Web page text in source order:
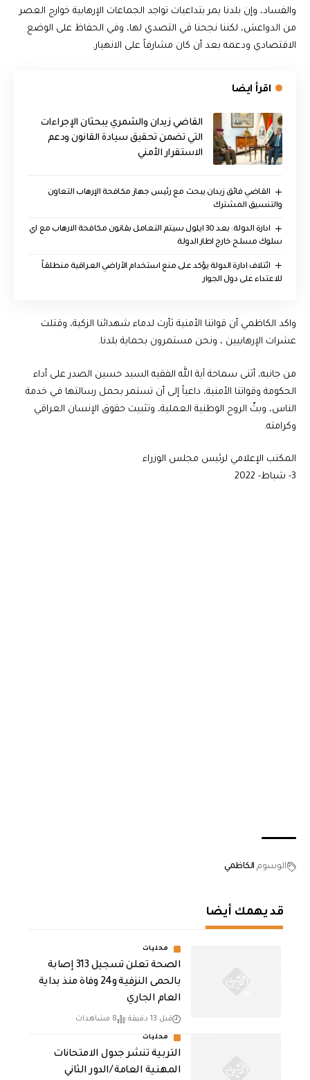
والفساد، وإن بلدنا يمر بتداعيات تواجد الجماعات الإرهابية خوارج العصر
من الدواعش، لكننا نجحنا في التصدي لها، وفي الحفاظ على الوضع
الاقتصادي ودعمه بعد أن كان مشارفاً على الانهيار.
اقرأ ايضا
القاضي زيدان والشمري يبحثان الإجراءات
التي تضمن تحقيق سيادة القانون ودعم
الاستقرار الأمني
القاضي فائق زيدان يبحث مع رئيس جهاز مكافحة الإرهاب التعاون
والتنسيق المشترك
ادارة الدولة: بعد 30 ايلول سيتم التعامل بقانون مكافحة الارهاب مع اي
سلوك مسلح خارج اطار الدولة
ائتلاف ادارة الدولة يؤكد على منع استخدام الأراضي العراقية منطلقاً
للاعتداء على دول الجوار
واكد الكاظمي أن قواتنا الأمنية ثأرت لدماء شهدائنا الزكية، وقتلت
عشرات الإرهابيين ، ونحن مستمرون بحماية بلدنا.
من جانبه، أثنى سماحة آية الله الفقيه السيد حسين الصدر على أداء
الحكومة وقواتنا الأمنية، داعياً إلى أن تستمر بحمل رسالتها في خدمة
الناس، وبثّ الروح الوطنية العملية، وتثبيت حقوق الإنسان العراقي
وكرامته.
المكتب الإعلامي لرئيس مجلس الوزراء
3- شباط- 2022
الوسوم الكاظمي
قد يهمك أيضا
محليات
الصحة تعلن تسجيل 313 إصابة
بالحمى النزفية و24 وفاة منذ بداية
العام الجاري
قبل 13 دقيقة 8 مشاهدات
محليات
التربية تنشر جدول الامتحانات
المهنية العامة /الدور الثاني